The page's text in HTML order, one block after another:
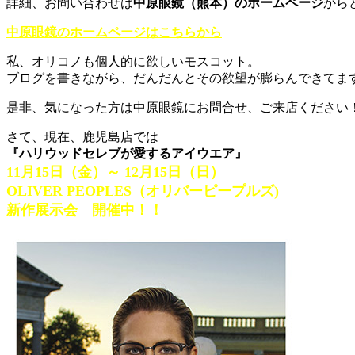
詳細、お問い合わせは中原眼鏡（熊本）のホームページから
中原眼鏡のホームページはこちらから
私、オリコノも個人的に欲しいモスコット。
ブログを書きながら、だんだんとその欲望が膨らんできてま
是非、気になった方は中原眼鏡にお問合せ、ご来店ください！
さて、現在、鹿児島店では
『ハリウッドセレブが愛するアイウエア』
11月15日（金）～ 12月15日（日）
OLIVER PEOPLES（オリバーピープルズ)
新作展示会 開催中！！